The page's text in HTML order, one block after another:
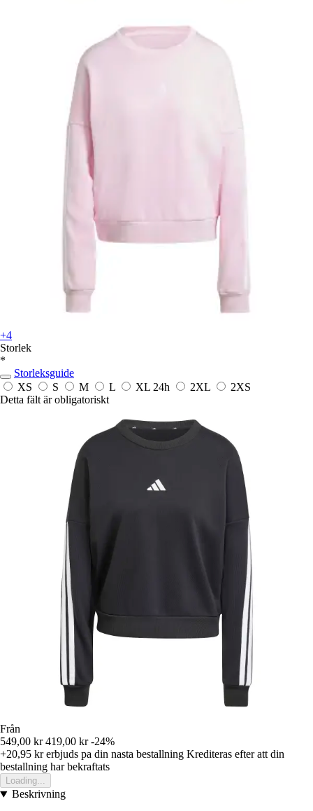
+4
Storlek
*
Storleksguide
XS
S M L XL 24h 2XL
2XS
Detta fält är obligatoriskt
Från
549,00 kr 419,00 kr -24%
+20,95 krerbjuds pa din nasta bestallning Krediteras efter att din
bestallning har bekraftats
Loading...
Beskrivning